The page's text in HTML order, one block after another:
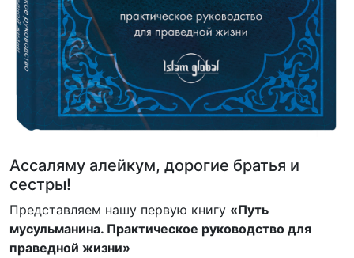
Ассаляму алейкум, дорогие братья и
сестры!
Представляем нашу первую книгу «Путь
мусульманина. Практическое руководство для
праведной жизни»